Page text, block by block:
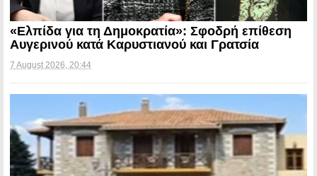
«Ελπίδα για τη Δημοκρατία»: Σφοδρή επίθεση
Αυγερινού κατά Καρυστιανού και Γρατσία
7 August 2026, 20:44